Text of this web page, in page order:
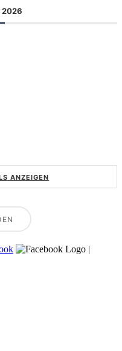
2026
ANZEIGEN
|